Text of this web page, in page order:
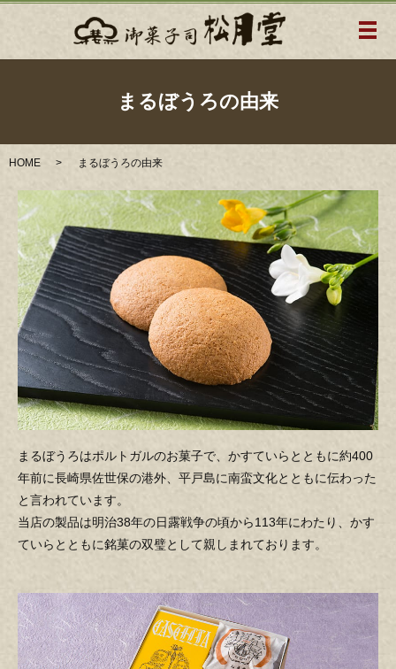
メ
まるぼうろの由来
HOME まるぼうろの由来
まるぼうろはポルトガルのお菓子で、かすていらとともに約400
年前に長崎県佐世保の港外、平戸島に南蛮文化とともに伝わった
と言われています。
当店の製品は明治38年の日露戦争の頃から113年にわたり、かす
ていらとともに銘菓の双璧として親しまれております。